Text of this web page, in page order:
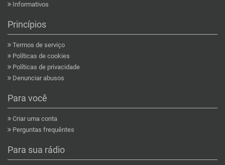
Informativos
Princípios
Termos de serviço
Políticas de cookies
Políticas de privacidade
Denunciar abusos
Para você
Criar uma conta
Perguntas frequêntes
Para sua rádio